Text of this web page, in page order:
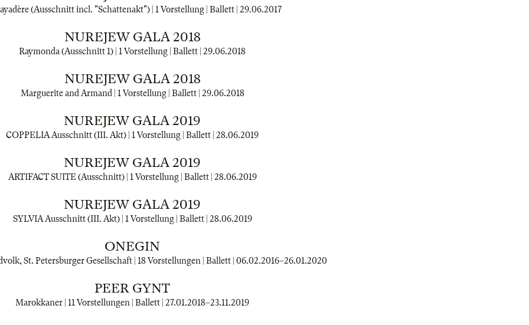
(Ausschnitt incl. "Schattenakt") | 1 Vorstellung | Ballett | 29.06.2017
NUREJEW GALA 2018
Raymonda (Ausschnitt 1) | 1 Vorstellung | Ballett | 29.06.2018
NUREJEW GALA 2018
Marguerite and Armand | 1 Vorstellung | Ballett | 29.06.2018
NUREJEW GALA 2019
COPPELIA Ausschnitt (III. Akt) | 1 Vorstellung | Ballett | 28.06.2019
NUREJEW GALA 2019
ARTIFACT SUITE (Ausschnitt) | 1 Vorstellung | Ballett | 28.06.2019
NUREJEW GALA 2019
SYLVIA Ausschnitt (III. Akt) | 1 Vorstellung | Ballett | 28.06.2019
ONEGIN
St. Petersburger Gesellschaft | 18 Vorstellungen | Ballett | 06.02.2016–26.01.2020
PEER GYNT
Marokkaner | 11 Vorstellungen | Ballett | 27.01.2018–23.11.2019